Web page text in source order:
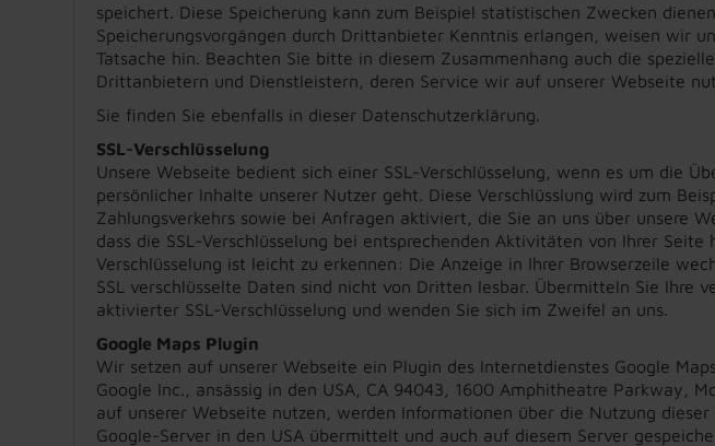
speichert. Diese Speicherung kann zum Beispiel statistischen Zwecken
Speicherungsvorgängen durch Drittanbieter Kenntnis erlangen, weisen wir
Tatsache hin. Beachten Sie bitte in diesem Zusammenhang auch die
Drittanbietern und Dienstleistern, deren Service wir auf unserer Webseite
Sie finden Sie ebenfalls in dieser Datenschutzerklärung.
SSL-Verschlüsselung
Unsere Webseite bedient sich einer SSL-Verschlüsselung, wenn es um die
persönlicher Inhalte unserer Nutzer geht. Diese Verschlüsslung wird zum
Zahlungsverkehrs sowie bei Anfragen aktiviert, die Sie an uns über unsere
dass die SSL-Verschlüsselung bei entsprechenden Aktivitäten von Ihrer
Verschlüsselung ist leicht zu erkennen: Die Anzeige in Ihrer Browserzeile
SSL verschlüsselte Daten sind nicht von Dritten lesbar. Übermitteln Sie Ihre
aktivierter SSL-Verschlüsselung und wenden Sie sich im Zweifel an uns.
Google Maps Plugin
Wir setzen auf unserer Webseite ein Plugin des Internetdienstes Google
Google Inc., ansässig in den USA, CA 94043, 1600 Amphitheatre Parkway,
auf unserer Webseite nutzen, werden Informationen über die Nutzung
Google-Server in den USA übermittelt und auch auf diesem Server